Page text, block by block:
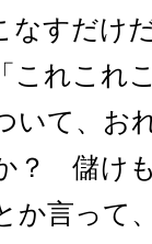
なすだけ
これこれ
いて、お
？ 儲け
か言って